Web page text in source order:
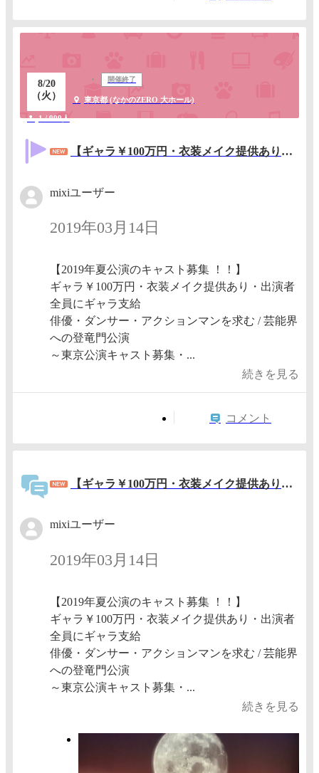
8/20
（火）
開催終了
東京都 (なかのZERO 大ホール)
1 / 999人
【ギャラ￥100万円・衣装メイク提供あり・出演者全員にギャラ支給！】★キャスト募集★ TBS連ドラの脚本家・ハリウッド映画に携わるアクション監督・殺陣ダンス総家元の振付師が手掛けるエンタメ時代劇！！
mixiユーザー
2019年03月14日
【2019年夏公演のキャスト募集 ！！】
ギャラ￥100万円・衣装メイク提供あり・出演者
全員にギャラ支給
俳優・ダンサー・アクションマンを求む / 芸能界
への登竜門公演
～東京公演キャスト募集・...
続きを見る
コメント
【ギャラ￥100万円・衣装メイク提供あり・出演者全員にギャラ支給！】★キャスト募集★ TBS連ドラの脚本家・ハリウッド映画に携わるアクション監督・殺陣ダンス総家元の振付師が手掛けるエンタメ時代劇！！
mixiユーザー
2019年03月14日
【2019年夏公演のキャスト募集 ！！】
ギャラ￥100万円・衣装メイク提供あり・出演者
全員にギャラ支給
俳優・ダンサー・アクションマンを求む / 芸能界
への登竜門公演
～東京公演キャスト募集・...
続きを見る